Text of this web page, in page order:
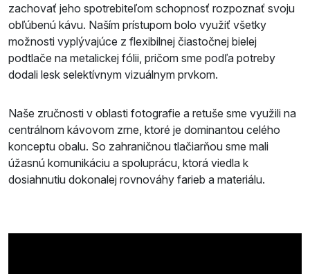
zachovať jeho spotrebiteľom schopnosť rozpoznať svoju
obľúbenú kávu. Naším prístupom bolo využiť všetky
možnosti vyplývajúce z flexibilnej čiastočnej bielej
podtlače na metalickej fólii, pričom sme podľa potreby
dodali lesk selektívnym vizuálnym prvkom.
Naše zručnosti v oblasti fotografie a retuše sme využili na
centrálnom kávovom zrne, ktoré je dominantou celého
konceptu obalu. So zahraničnou tlačiarňou sme mali
úžasnú komunikáciu a spoluprácu, ktorá viedla k
dosiahnutiu dokonalej rovnováhy farieb a materiálu.